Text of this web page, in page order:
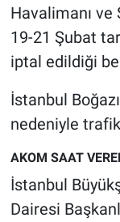
Havalimanı ve
19-21 Şubat
iptal edildiği
İstanbul
nedeniyle
AKOM SAAT
İstanbul
Dairesi
Nedir
Popüler
Programlar
Sağlık
Spor